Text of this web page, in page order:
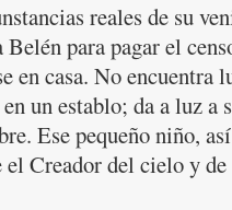
reales de su
para pagar el
en casa. No encuentra
un establo; da a luz
Ese pequeño niño,
el Creador del cielo y